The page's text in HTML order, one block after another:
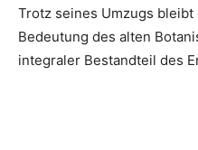
Trotz seines Umzugs
Bedeutung des alten
integraler Bestandteil des